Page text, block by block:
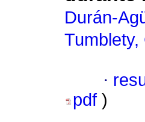
Durán-
Tumblety,
·
pdf )